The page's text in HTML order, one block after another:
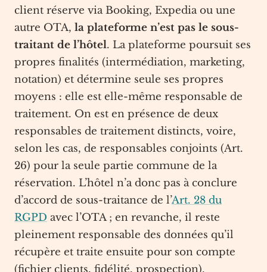
client réserve via Booking, Expedia ou une
autre OTA, la plateforme n’est pas le sous-
traitant de l’hôtel. La plateforme poursuit ses
propres finalités (intermédiation, marketing,
notation) et détermine seule ses propres
moyens : elle est elle-même responsable de
traitement. On est en présence de deux
responsables de traitement distincts, voire,
selon les cas, de responsables conjoints (Art.
26) pour la seule partie commune de la
réservation. L’hôtel n’a donc pas à conclure
d’accord de sous-traitance de l’Art. 28 du
RGPD avec l’OTA ; en revanche, il reste
pleinement responsable des données qu’il
récupère et traite ensuite pour son compte
(fichier clients, fidélité, prospection).